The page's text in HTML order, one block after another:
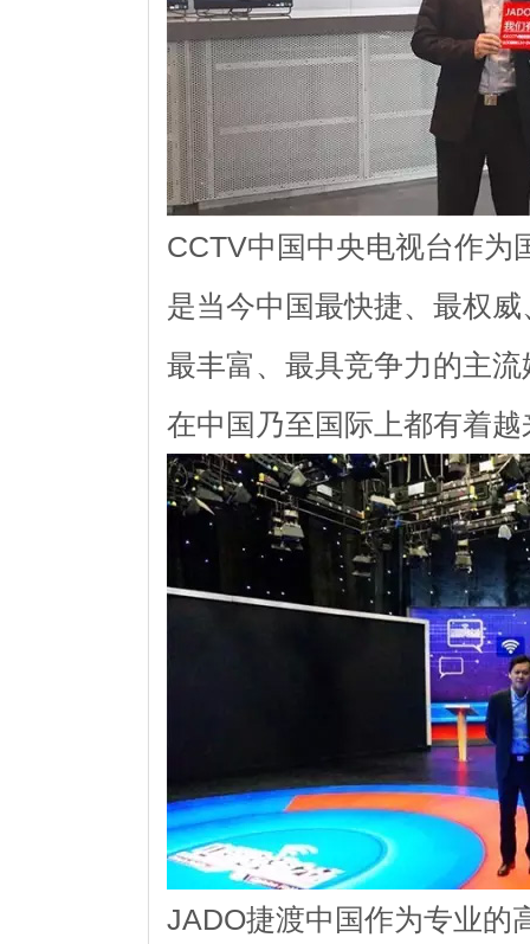
CCTV中国中央电视台作为
是当今中国最快捷、最权
最丰富、最具竞争力的主
在中国乃至国际上都有着
JADO捷渡中国作为专业的